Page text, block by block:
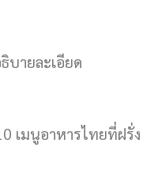
บายละเอียด
เมนูอาหารไทยที่ฝรั่ง